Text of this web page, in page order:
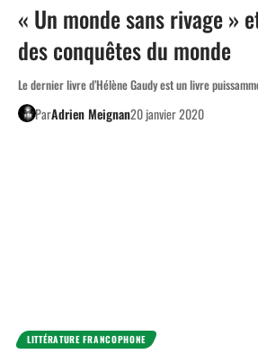
« Un monde sans rivage »
des conquêtes du monde
Le dernier livre d’Hélène Gaudy est un livre
ParAdrien Meignan20 janvier 2020
LITTÉRATURE FRANCOPHONE